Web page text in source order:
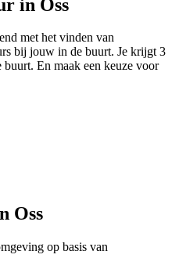
in Oss
met het vinden van
bij jouw in de buurt. Je krijgt 3
En maak een keuze voor
Oss
op basis van